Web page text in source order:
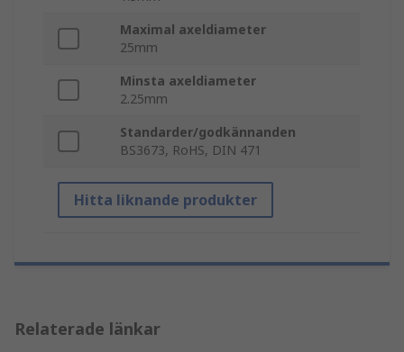
Maximal axeldiameter
25mm
Minsta axeldiameter
2.25mm
Standarder/godkännanden
BS3673, RoHS, DIN 471
Hitta liknande produkter
Relaterade länkar